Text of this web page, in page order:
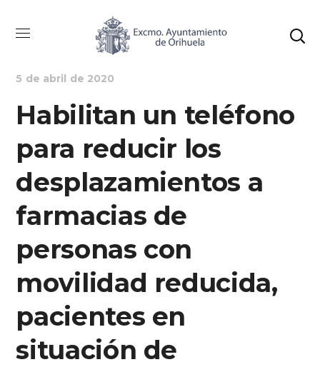
NOTICIAS SANIDAD
5 de abril de 2020
Habilitan un teléfono
para reducir los
desplazamientos a
farmacias de
personas con
movilidad reducida,
pacientes en
situación de